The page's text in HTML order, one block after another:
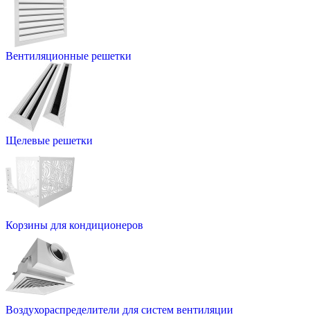
Вентиляционные решетки
Щелевые решетки
Корзины для кондиционеров
Воздухораспределители для систем вентиляции